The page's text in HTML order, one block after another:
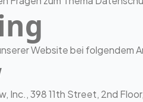
Website bei folgendem
Inc., 398 11th Street, 2nd